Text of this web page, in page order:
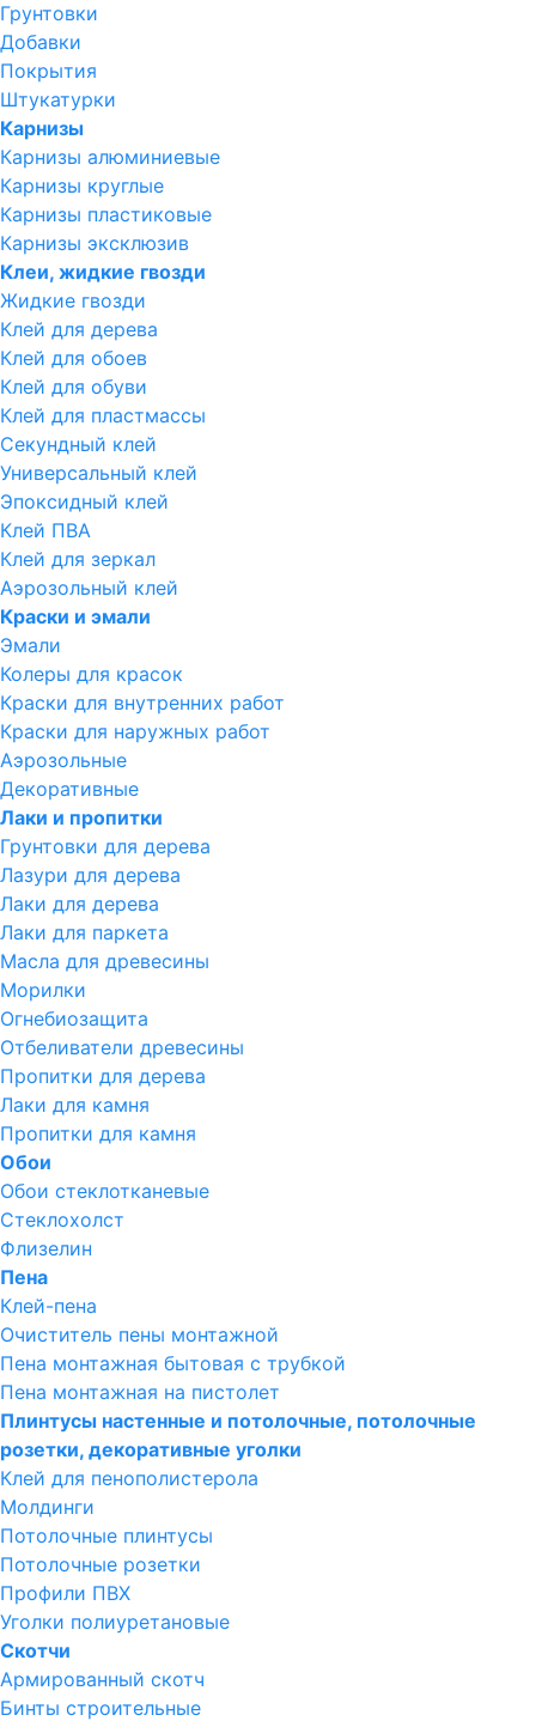
Грунтовки
Добавки
Покрытия
Штукатурки
Карнизы
Карнизы алюминиевые
Карнизы круглые
Карнизы пластиковые
Карнизы эксклюзив
Клеи, жидкие гвозди
Жидкие гвозди
Клей для дерева
Клей для обоев
Клей для обуви
Клей для пластмассы
Секундный клей
Универсальный клей
Эпоксидный клей
Клей ПВА
Клей для зеркал
Аэрозольный клей
Краски и эмали
Эмали
Колеры для красок
Краски для внутренних работ
Краски для наружных работ
Аэрозольные
Декоративные
Лаки и пропитки
Грунтовки для дерева
Лазури для дерева
Лаки для дерева
Лаки для паркета
Масла для древесины
Морилки
Огнебиозащита
Отбеливатели древесины
Пропитки для дерева
Лаки для камня
Пропитки для камня
Обои
Обои стеклотканевые
Стеклохолст
Флизелин
Пена
Клей-пена
Очиститель пены монтажной
Пена монтажная бытовая с трубкой
Пена монтажная на пистолет
Плинтусы настенные и потолочные, потолочные
розетки, декоративные уголки
Клей для пенополистерола
Молдинги
Потолочные плинтусы
Потолочные розетки
Профили ПВХ
Уголки полиуретановые
Скотчи
Армированный скотч
Бинты строительные